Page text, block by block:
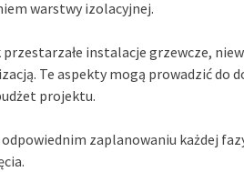
warstwy izolacyjnej.
instalacje grzewcze,
Te aspekty mogą prowadzić do
projektu.
zaplanowaniu każdej